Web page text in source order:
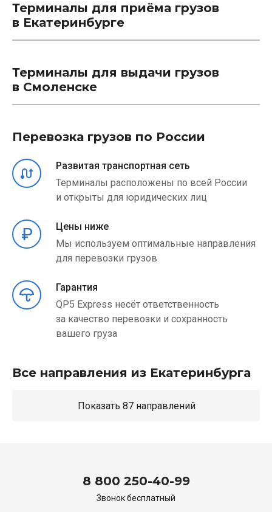
Терминалы для приёма грузов
в Екатеринбурге
Терминалы для выдачи грузов
в Смоленске
Перевозка грузов по России
Развитая транспортная сеть
Терминалы расположены по всей России
и открыты для юридических лиц
Цены ниже
Мы используем оптимальные направления
для перевозки грузов
Гарантия
QP5 Express несёт ответственность
за качество перевозки и сохранность
вашего груза
Все направления из Екатеринбурга
Показать 87 направлений
8 800 250-40-99
Звонок бесплатный